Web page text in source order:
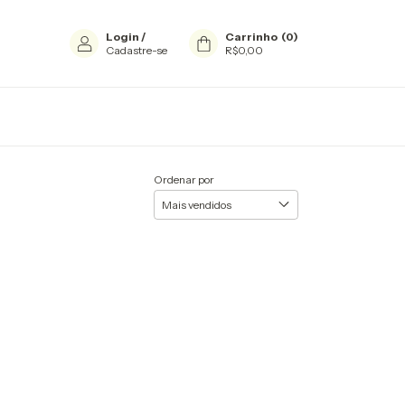
Login /
Cadastre-se
Carrinho (0)
R$0,00
Ordenar por